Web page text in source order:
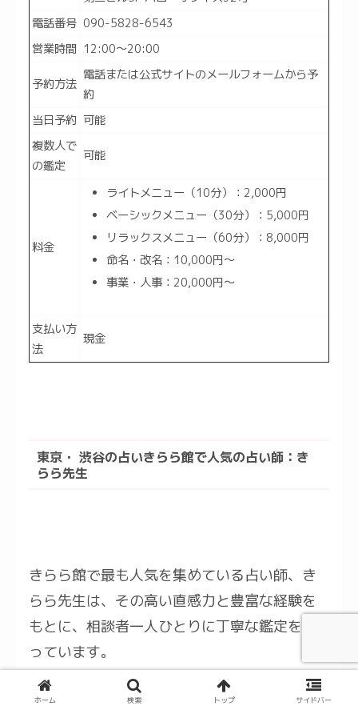
電話番号 090-5828-6543
営業時間 12:00～20:00
予約方法
電話または公式サイトのメールフォームから予
約
当日予約 可能
複数人で
の鑑定
可能
料金
ライトメニュー（10分）：2,000円
ベーシックメニュー（30分）：5,000円
リラックスメニュー（60分）：8,000円
命名・改名：10,000円～
事業・人事：20,000円～
支払い方
法
現金
東京・ 渋谷の占いきらら館で人気の占い師：き
らら先生
きらら館で最も人気を集めている占い師、き
らら先生は、その高い直感力と豊富な経験を
もとに、相談者一人ひとりに丁寧な鑑定を行
っています。
彼女の温かな人柄と深い洞察力は、多くの
ホーム 検索 トップ サイドバー